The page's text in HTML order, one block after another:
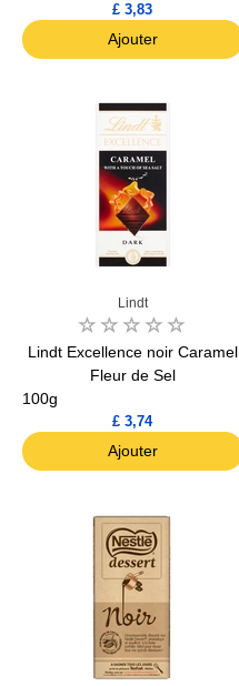
£ 3,83
Ajouter
Lindt
Lindt Excellence noir Caramel
Fleur de Sel
100g
£ 3,74
Ajouter